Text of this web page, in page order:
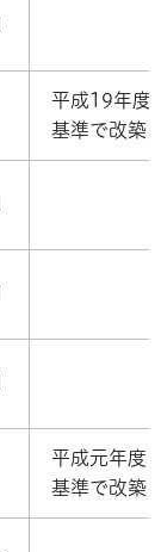
平成19年度
基準で改築
平成元年度
基準で改築